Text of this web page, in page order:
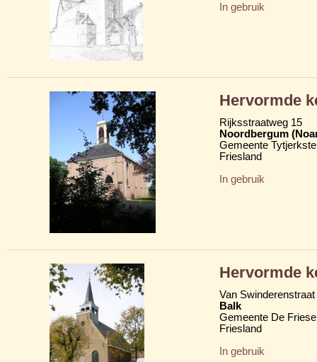
In gebruik
Hervormde
Rijksstraatweg 15
Noordbergum
Gemeente
Friesland
In gebruik
Hervormde
Van Swinderenstraat
Balk
Gemeente De
Friesland
In gebruik